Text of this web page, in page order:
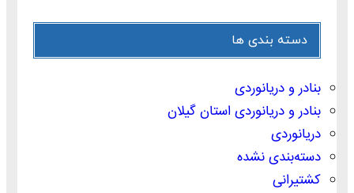
دسته بندی ها
بنادر و دریانوردی
بنادر و دریانوردی استان گیلان
دریانوردی
دسته‌بندی نشده
کشتیرانی